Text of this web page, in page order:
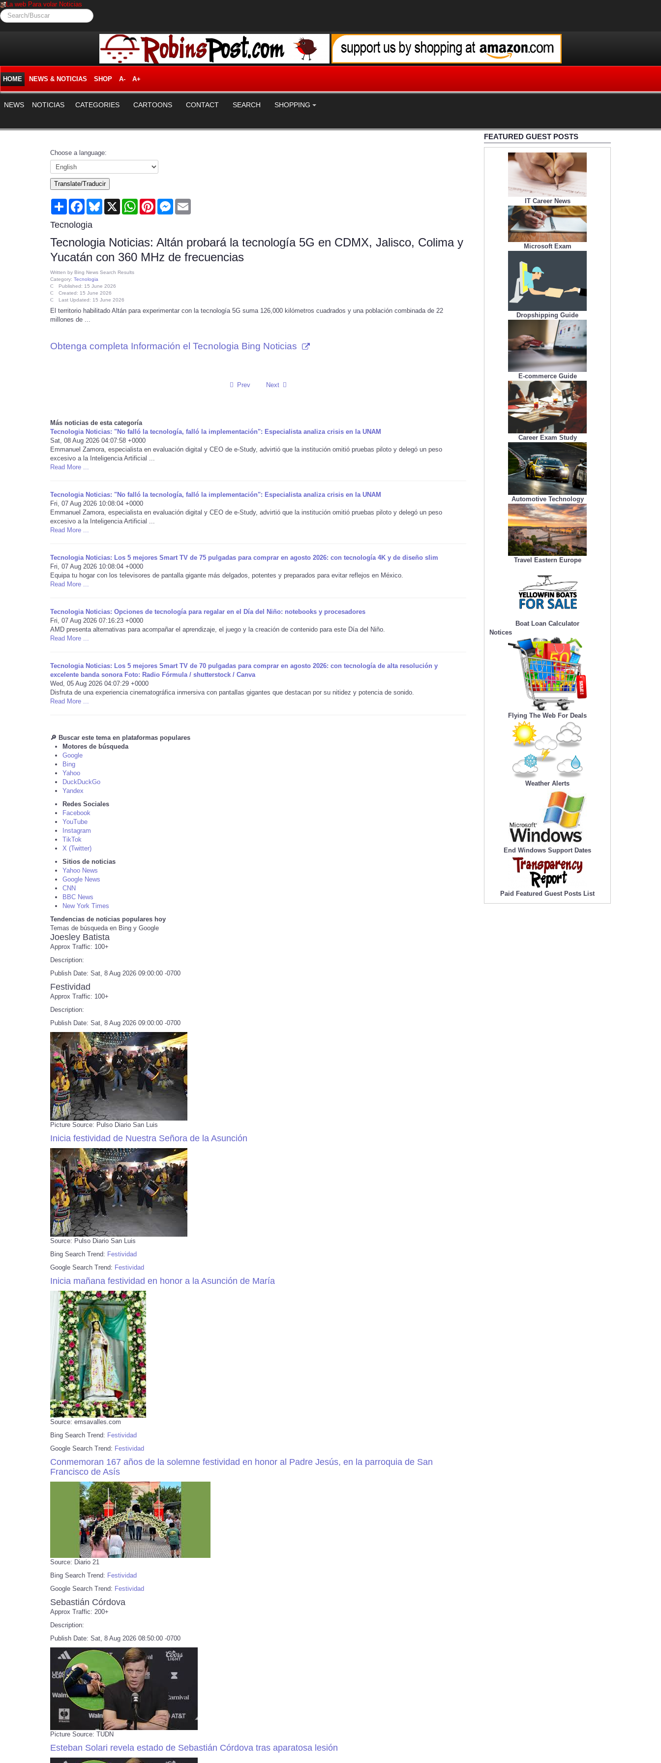
La web Para volar Noticias
Search/Buscar
HOME NEWS & NOTICIAS SHOP A- A+
NEWS NOTICIAS CATEGORIES CARTOONS CONTACT SEARCH SHOPPING
Choose a language:
Translate/Traducir
Share FacebookBluesky
X WhatsAppPinterestMessenger
Tecnologia
Tecnologia Noticias: Altán probará la tecnología 5G en CDMX, Jalisco, Colima y
Yucatán con 360 MHz de frecuencias
Written by Bing News Search Results
Category: Tecnologia
Published: 15 June 2026
Created: 15 June 2026
Last Updated: 15 June 2026
El territorio habilitado Altán para experimentar con la tecnología 5G suma 126,000 kilómetros cuadrados y una población combinada de 22
millones de ...
Obtenga completa Información el Tecnologia Bing Noticias
Prev Next
Más noticias de esta categoría
Tecnologia Noticias: "No falló la tecnología, falló la implementación": Especialista analiza crisis en la UNAM
Sat, 08 Aug 2026 04:07:58 +0000
Emmanuel Zamora, especialista en evaluación digital y CEO de e-Study, advirtió que la institución omitió pruebas piloto y delegó un peso
excesivo a la Inteligencia Artificial ...
Read More ...
Tecnologia Noticias: "No falló la tecnología, falló la implementación": Especialista analiza crisis en la UNAM
Fri, 07 Aug 2026 10:08:04 +0000
Emmanuel Zamora, especialista en evaluación digital y CEO de e-Study, advirtió que la institución omitió pruebas piloto y delegó un peso
excesivo a la Inteligencia Artificial ...
Read More ...
Tecnologia Noticias: Los 5 mejores Smart TV de 75 pulgadas para comprar en agosto 2026: con tecnología 4K y de diseño slim
Fri, 07 Aug 2026 10:08:04 +0000
Equipa tu hogar con los televisores de pantalla gigante más delgados, potentes y preparados para evitar reflejos en México.
Read More ...
Tecnologia Noticias: Opciones de tecnología para regalar en el Día del Niño: notebooks y procesadores
Fri, 07 Aug 2026 07:16:23 +0000
AMD presenta alternativas para acompañar el aprendizaje, el juego y la creación de contenido para este Día del Niño.
Read More ...
Tecnologia Noticias: Los 5 mejores Smart TV de 70 pulgadas para comprar en agosto 2026: con tecnología de alta resolución y
excelente banda sonora Foto: Radio Fórmula / shutterstock / Canva
Wed, 05 Aug 2026 04:07:29 +0000
Disfruta de una experiencia cinematográfica inmersiva con pantallas gigantes que destacan por su nitidez y potencia de sonido.
Read More ...
🔎 Buscar este tema en plataformas populares
Motores de búsqueda
Google
Bing
Yahoo
DuckDuckGo
Yandex
Redes Sociales
Facebook
YouTube
Instagram
TikTok
X (Twitter)
Sitios de noticias
Yahoo News
Google News
CNN
BBC News
New York Times
Tendencias de noticias populares hoy
Temas de búsqueda en Bing y Google
Joesley Batista
Approx Traffic: 100+
Description:
Publish Date: Sat, 8 Aug 2026 09:00:00 -0700
Festividad
Approx Traffic: 100+
Description:
Publish Date: Sat, 8 Aug 2026 09:00:00 -0700
Picture Source: Pulso Diario San Luis
Inicia festividad de Nuestra Señora de la Asunción
Source: Pulso Diario San Luis
Bing Search Trend: Festividad
Google Search Trend: Festividad
Inicia mañana festividad en honor a la Asunción de María
Source: emsavalles.com
Bing Search Trend: Festividad
Google Search Trend: Festividad
Conmemoran 167 años de la solemne festividad en honor al Padre Jesús, en la parroquia de San
Francisco de Asís
Source: Diario 21
Bing Search Trend: Festividad
Google Search Trend: Festividad
Sebastián Córdova
Approx Traffic: 200+
Description:
Publish Date: Sat, 8 Aug 2026 08:50:00 -0700
Picture Source: TUDN
Esteban Solari revela estado de Sebastián Córdova tras aparatosa lesión
FEATURED GUEST POSTS
IT Career News
Microsoft Exam
Dropshipping Guide
E-commerce Guide
Career Exam Study
Automotive Technology
Travel Eastern Europe
Boat Loan Calculator
Notices
Flying The Web For Deals
Weather Alerts
End Windows Support Dates
Paid Featured Guest Posts List